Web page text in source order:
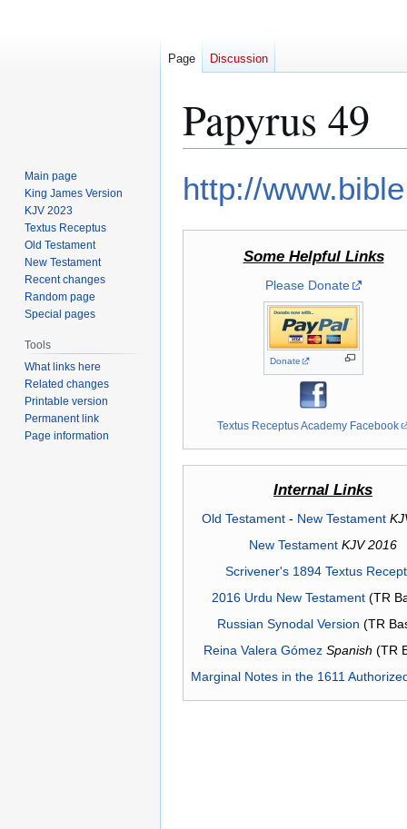
Papyrus 49
toto
http://
Some Helpful Links
Please Donate
Donate
Textus Receptus Academy Facebook
Internal Links
Old Testament- New Testament
New Testament KJV 2016
Scrivener's 1894 Textus
2016 Urdu New Testament(TR
Russian Synodal Version (TR
Reina Valera Gómez Spanish (TR
Marginal Notes in the 1611
Page Discussion
Main page
King James Version
KJV 2023
Textus Receptus
Old Testament
New Testament
Recent changes
Random page
Special pages
Tools
What links here
Related changes
Printable version
Permanent link
Page information